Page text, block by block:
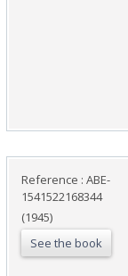
Reference : ABE-
1541522168344
(1945)
See the book